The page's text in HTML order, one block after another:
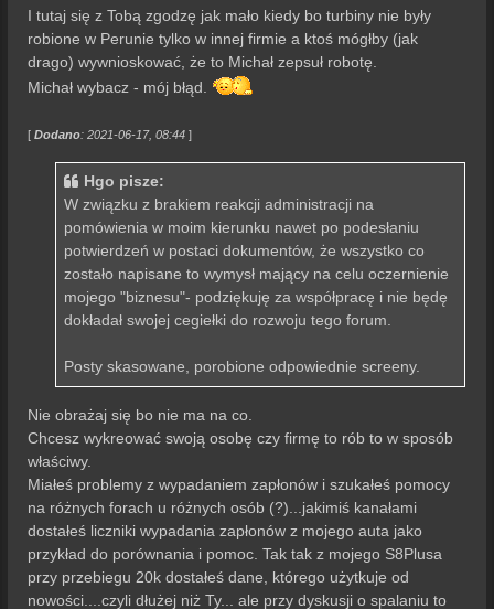
I tutaj się z Tobą zgodzę jak mało kiedy bo turbiny nie były
robione w Perunie tylko w innej firmie a ktoś mógłby (jak
drago) wywnioskować, że to Michał zepsuł robotę.
Michał wybacz - mój błąd.
[ Dodano: 2021-06-17, 08:44 ]
Hgo pisze:
W związku z brakiem reakcji administracji na
pomówienia w moim kierunku nawet po podesłaniu
potwierdzeń w postaci dokumentów, że wszystko co
zostało napisane to wymysł mający na celu oczernienie
mojego "biznesu"- podziękuję za współpracę i nie będę
dokładał swojej cegiełki do rozwoju tego forum.
Posty skasowane, porobione odpowiednie screeny.
Nie obrażaj się bo nie ma na co.
Chcesz wykreować swoją osobę czy firmę to rób to w sposób
właściwy.
Miałeś problemy z wypadaniem zapłonów i szukałeś pomocy
na różnych forach u różnych osób (?)...jakimiś kanałami
dostałeś liczniki wypadania zapłonów z mojego auta jako
przykład do porównania i pomoc. Tak tak z mojego S8Plusa
przy przebiegu 20k dostałeś dane, którego użytkuje od
nowości....czyli dłużej niż Ty... ale przy dyskusji o spalaniu to